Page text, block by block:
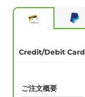
Credit/Debit Card
ご注文概要